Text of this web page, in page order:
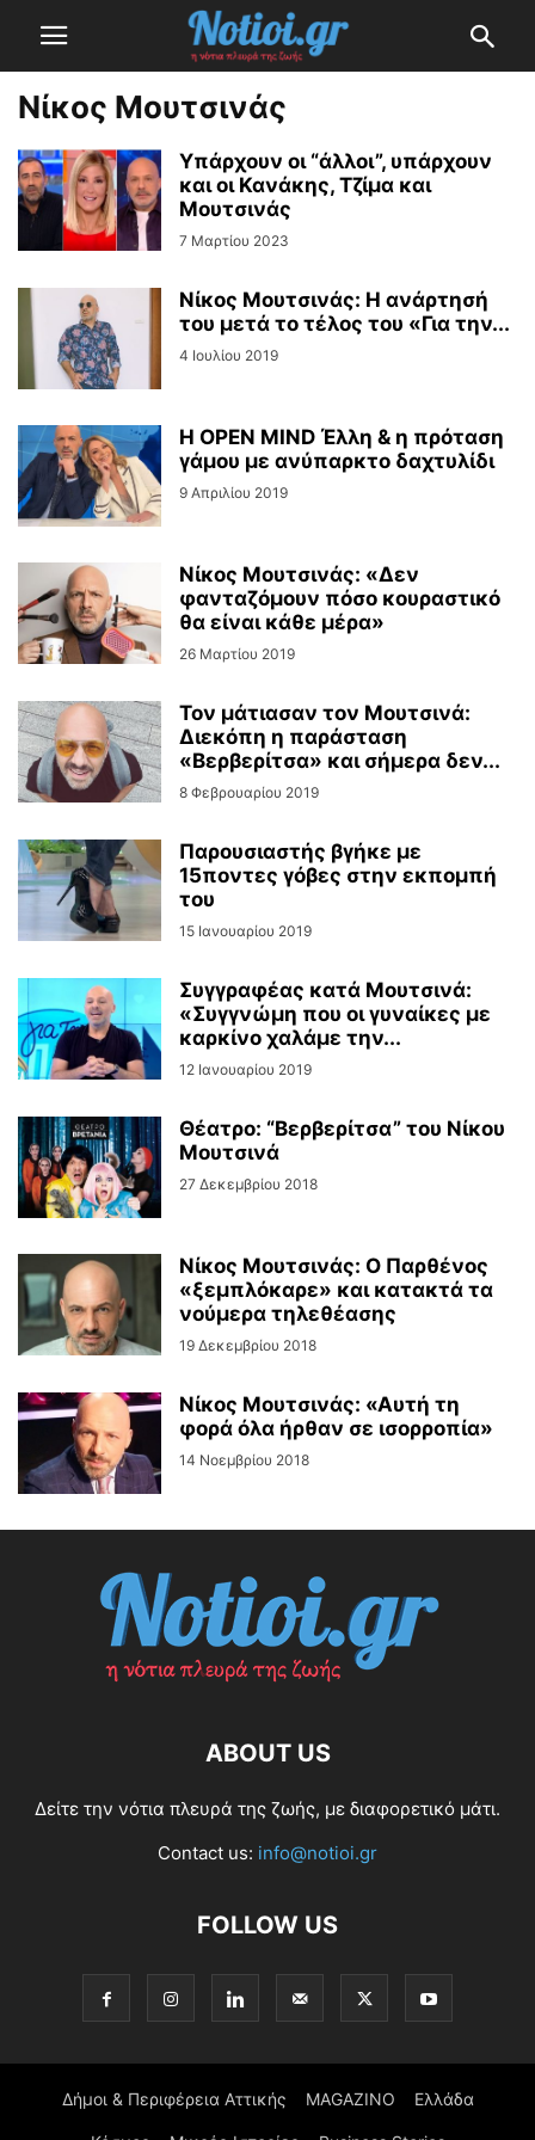
Νίκος Μουτσινάς
Υπάρχουν οι “άλλοι”, υπάρχουν
και οι Κανάκης, Τζίμα και
Μουτσινάς
7 Μαρτίου 2023
Νίκος Μουτσινάς: Η ανάρτησή
του μετά το τέλος του «Για την...
4 Ιουλίου 2019
Η OPEN MIND Έλλη & η πρόταση
γάμου με ανύπαρκτο δαχτυλίδι
9 Απριλίου 2019
Νίκος Μουτσινάς: «Δεν
φανταζόμουν πόσο κουραστικό
θα είναι κάθε μέρα»
26 Μαρτίου 2019
Τον μάτιασαν τον Μουτσινά:
Διεκόπη η παράσταση
«Βερβερίτσα» και σήμερα δεν...
8 Φεβρουαρίου 2019
Παρουσιαστής βγήκε με
15ποντες γόβες στην εκπομπή
του
15 Ιανουαρίου 2019
Συγγραφέας κατά Μουτσινά:
«Συγγνώμη που οι γυναίκες με
καρκίνο χαλάμε την...
12 Ιανουαρίου 2019
Θέατρο: “Βερβερίτσα” του Νίκου
Μουτσινά
27 Δεκεμβρίου 2018
Νίκος Μουτσινάς: O Παρθένος
«ξεμπλόκαρε» και κατακτά τα
νούμερα τηλεθέασης
19 Δεκεμβρίου 2018
Νίκος Μουτσινάς: «Αυτή τη
φορά όλα ήρθαν σε ισορροπία»
14 Νοεμβρίου 2018
ABOUT US
Δείτε την νότια πλευρά της ζωής, με διαφορετικό μάτι.
Contact us: info@notioi.gr
FOLLOW US
Δήμοι & Περιφέρεια Αττικής MAGAZINO Ελλάδα